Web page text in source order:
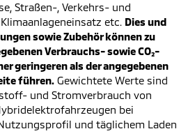
Straßen-, Verkehrs- und
etc. Dies und
sowie Zubehör können zu
Verbrauchs- sowie CO₂-
geringeren als der angegebenen
führen. Gewichtete Werte sind
und Stromverbrauch von
bei
und täglichem Laden